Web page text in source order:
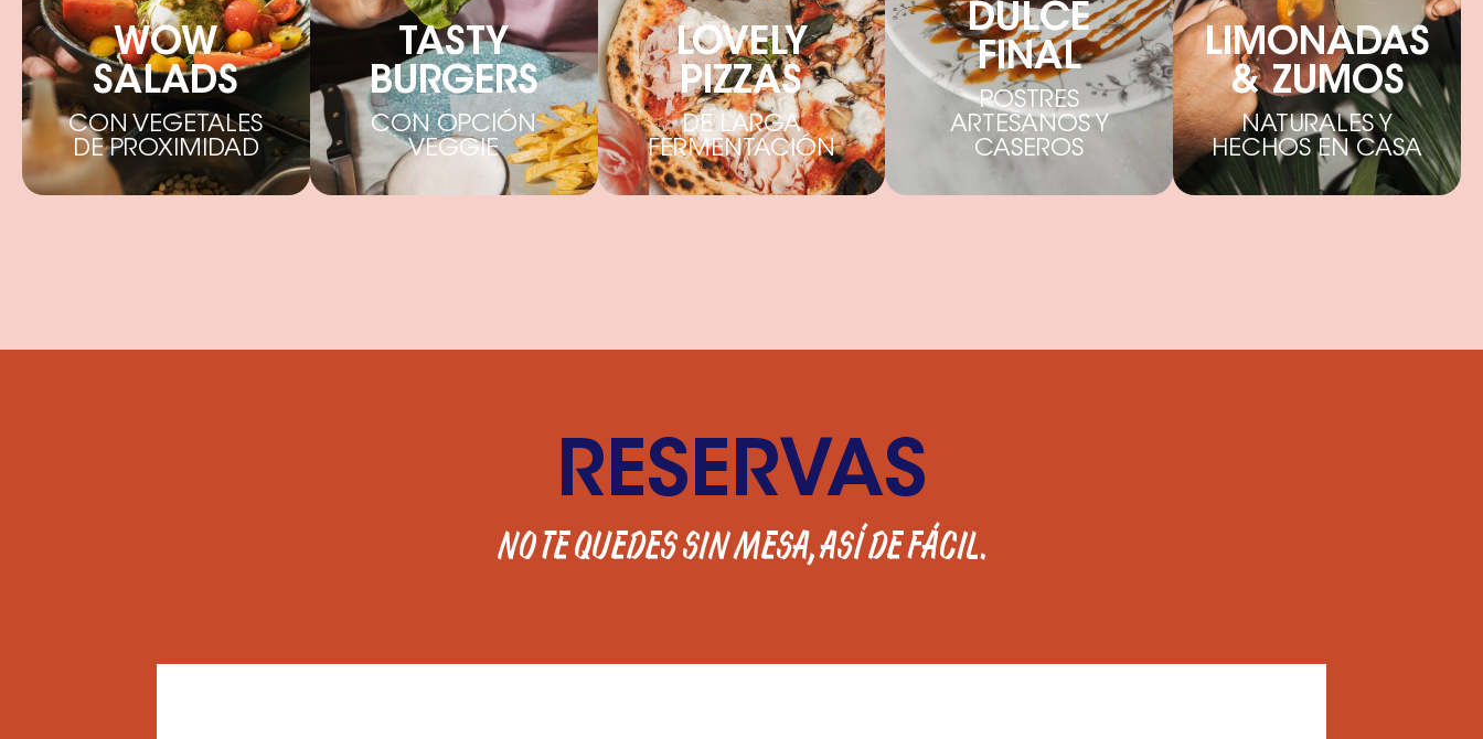
WOW
SALADS
CON VEGETALES
DE PROXIMIDAD
TASTY
BURGERS
CON OPCIÓN
VEGGIE
LOVELY
PIZZAS
DE LARGA
FERMENTACIÓN
DULCE
FINAL
POSTRES
ARTESANOS Y
CASEROS
LIMONADAS
& ZUMOS
NATURALES Y
HECHOS EN CASA
RESERVAS
NO TE QUEDES SIN MESA, ASÍ DE FÁCIL.